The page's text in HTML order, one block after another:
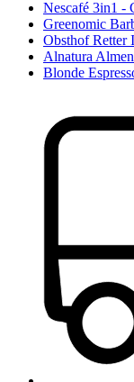
Nescafé 3in1 -
Greenomic
Obsthof Retter
Alnatura
Blonde